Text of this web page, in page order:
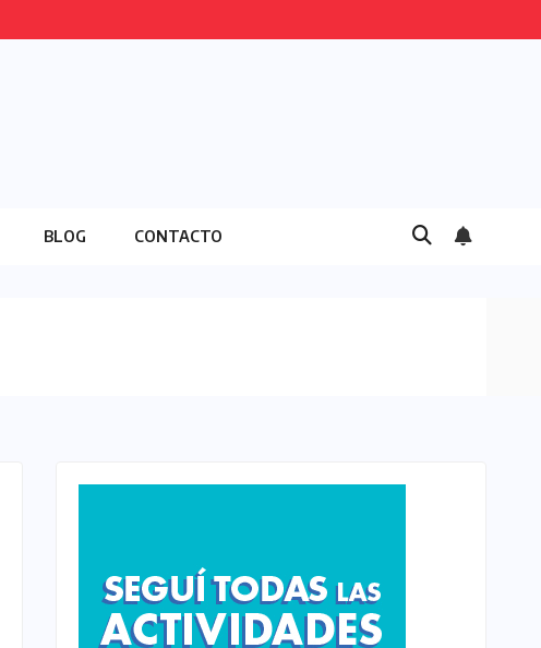
BLOG CONTACTO